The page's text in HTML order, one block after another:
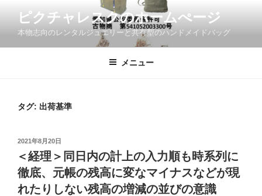
ン
ピクチャレスクのホームぺージ
本物志向のレンタルジュエリーと共有型のハンドメイドバッグ
メニュー
タグ: 出荷基準
投
日:
2021年8月20日
＜経理＞同日内の計上の入力順も時系列に
徹底、元帳の残高に変なマイナスなどが現
れたりしない残高の増減の並びの意識